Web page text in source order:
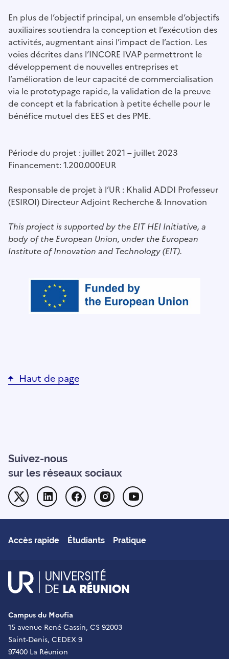
En plus de l’objectif principal, un ensemble d’objectifs
auxiliaires soutiendra la conception et l’exécution des
activités, augmentant ainsi l’impact de l’action. Les
voies décrites dans l’INCORE IVAP permettront le
développement de nouvelles entreprises et
l’amélioration de leur capacité de commercialisation
via le prototypage rapide, la validation de la preuve
de concept et la fabrication à petite échelle pour le
bénéfice mutuel des EES et des PME.
Période du projet : juillet 2021 – juillet 2023
Financement: 1.200.000EUR
Responsable de projet à l’UR : Khalid ADDI Professeur
(ESIROI) Directeur Adjoint Recherche & Innovation
This project is supported by the EIT HEI Initiative, a
body of the European Union, under the European
Institute of Innovation and Technology (EIT).
Haut de page
Suivez-nous
sur les réseaux sociaux
Twitter Linkedin FacebookInstagram
Accès rapide Étudiants Pratique
Campus du Moufia
15 avenue René Cassin, CS 92003
Saint-Denis, CEDEX 9
97400 La Réunion